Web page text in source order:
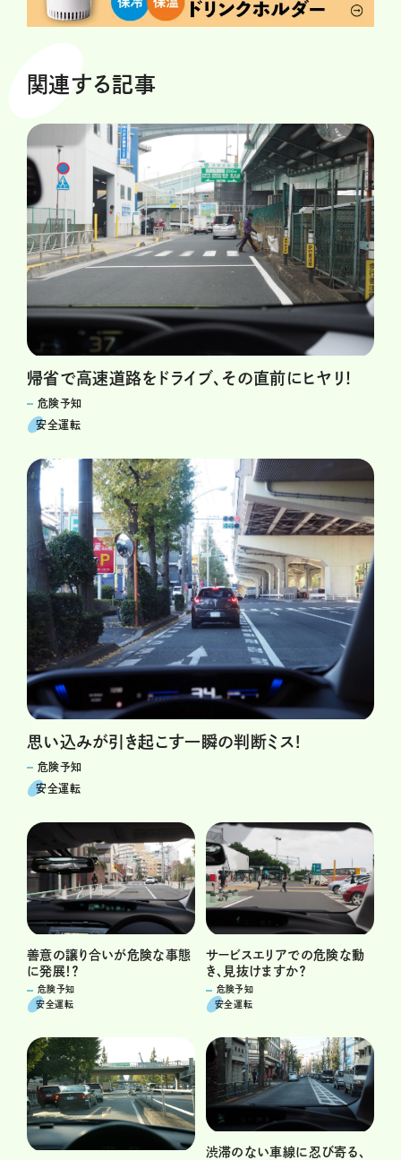
関連する記事
帰省で高速道路をドライブ、その直前にヒヤリ！
危険予知
安全運転
思い込みが引き起こす一瞬の判断ミス!
危険予知
安全運転
善意の譲り合いが危険な事態
に発展！？
危険予知
安全運転
サービスエリアでの危険な動
き、見抜けますか？
危険予知
安全運転
渋滞のない車線に忍び寄る、